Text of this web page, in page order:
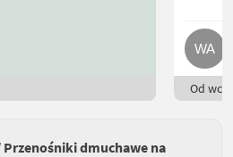
Od
Przenośniki dmuchawe na